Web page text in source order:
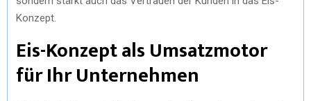
Konzept.
Eis-Konzept als Umsatzmotor
für Ihr Unternehmen